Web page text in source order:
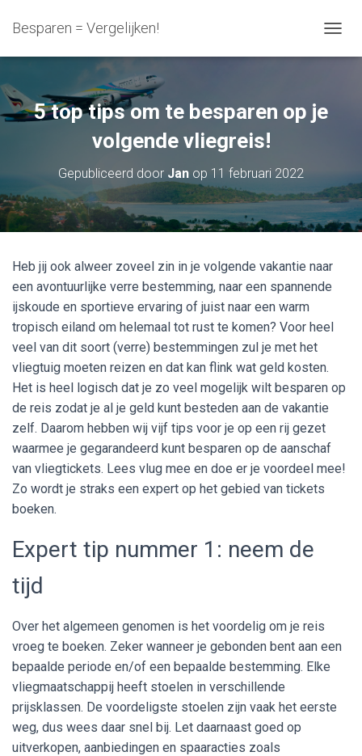
Besparen = Vergelijken!
A
S
S
5 top tips om te besparen op je
volgende vliegreis!
Gepubliceerd door Jan op 11 februari 2022
Heb jij ook alweer zoveel zin in je volgende vakantie naar
een avontuurlijke verre bestemming, naar een spannende
ijskoude en sportieve ervaring of juist naar een warm
tropisch eiland om helemaal tot rust te komen? Voor heel
veel van dit soort (verre) bestemmingen zul je met het
vliegtuig moeten reizen en dat kan flink wat geld kosten.
Het is heel logisch dat je zo veel mogelijk wilt besparen op
de reis zodat je al je geld kunt besteden aan de vakantie
zelf. Daarom hebben wij vijf tips voor je op een rij gezet
waarmee je gegarandeerd kunt besparen op de aanschaf
van vliegtickets. Lees vlug mee en doe er je voordeel mee!
Zo wordt je straks een expert op het gebied van tickets
boeken.
Expert tip nummer 1: neem de
tijd
Over het algemeen genomen is het voordelig om je reis
vroeg te boeken. Zeker wanneer je gebonden bent aan een
bepaalde periode en/of een bepaalde bestemming. Elke
vliegmaatschappij heeft stoelen in verschillende
prijsklassen. De voordeligste stoelen zijn vaak het eerste
weg, dus wees daar snel bij. Let daarnaast goed op
uitverkopen, aanbiedingen en spaaracties zoals